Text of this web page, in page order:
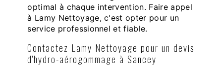
optimal à chaque intervention. Faire appel
à Lamy Nettoyage, c'est opter pour un
service professionnel et fiable.
Contactez Lamy Nettoyage pour un devis
d'hydro-aérogommage à Sancey